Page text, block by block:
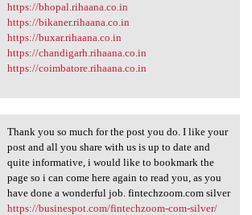
https://bhopal.rihaana.co.in
https://bikaner.rihaana.co.in
https://buxar.rihaana.co.in
https://chandigarh.rihaana.co.in
https://coimbatore.rihaana.co.in
you so much for the
Thank you so much for the post you do. I like your
post and all you share with us is up to date and
quite informative, i would like to bookmark the
page so i can come here again to read you, as you
have done a wonderful job. fintechzoom.com silver
https://businespot.com/fintechzoom-com-silver/